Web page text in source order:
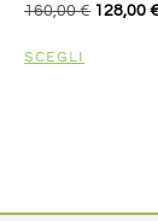
160,00€ 128,00
SCEGLI